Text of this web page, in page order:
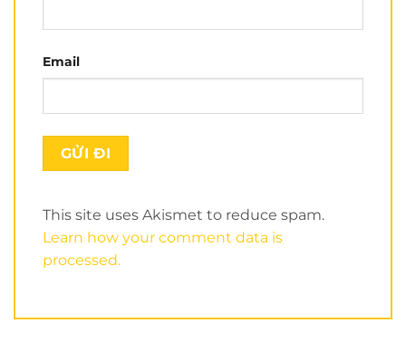
Email
This site uses Akismet to reduce spam.
Learn how your comment data is
processed.